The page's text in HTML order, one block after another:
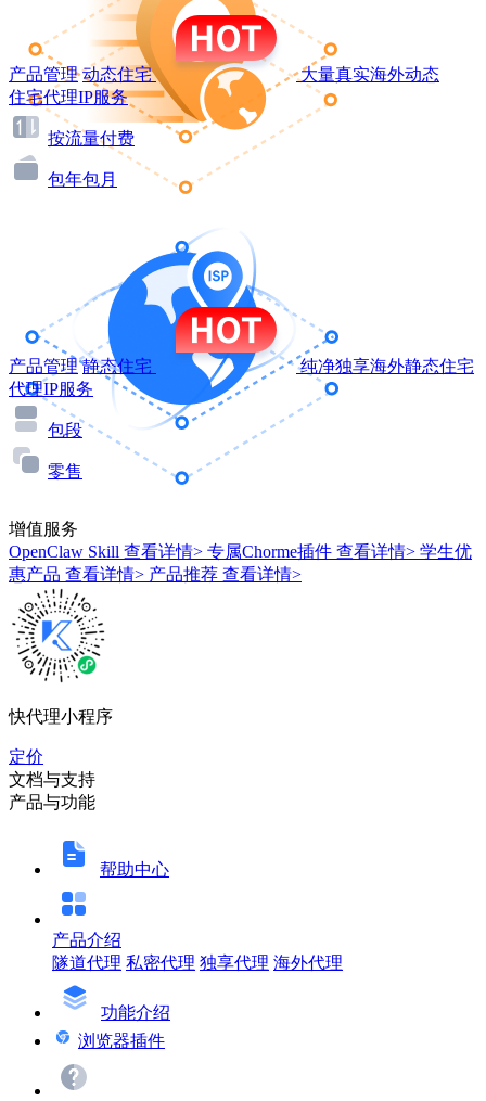
产品管理 动态住宅
大量真实海外动态
住宅代理IP服务
按流量付费
包年包月
产品管理 静态住宅
纯净独享海外静态住宅
代理IP服务
包段
零售
增值服务
OpenClaw Skill 查看详情> 专属Chorme插件 查看详情> 学生优
惠产品 查看详情> 产品推荐 查看详情>
快代理小程序
定价
文档与支持
产品与功能
帮助中心
产品介绍
隧道代理 私密代理 独享代理 海外代理
功能介绍
浏览器插件